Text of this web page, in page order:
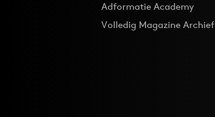
Adformatie Academy
Volledig Magazine Archief